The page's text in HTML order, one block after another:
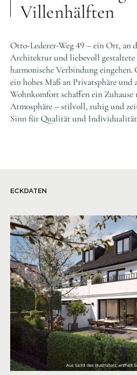
Villenhälften
Otto-Lederer-Weg 49 – ein Ort, an
Architektur und liebevoll gestaltete
harmonische Verbindung eingehen.
ein hohes Maß an Privatsphäre und
Wohnkomfort schaffen ein Zuhause
Atmosphäre – stilvoll, ruhig und
Sinn für Qualität und
ECKDATEN